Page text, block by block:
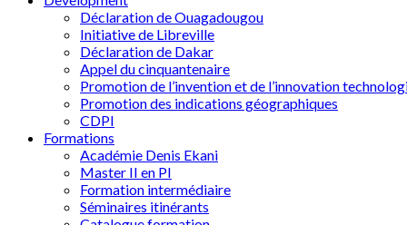
Déclaration de Ouagadougou
Initiative de Libreville
Déclaration de Dakar
Appel du cinquantenaire
Promotion de l’invention et de l’innovation
Promotion des indications géographiques
CDPI
Formations
Académie Denis Ekani
Master II en PI
Formation intermédiaire
Séminaires itinérants